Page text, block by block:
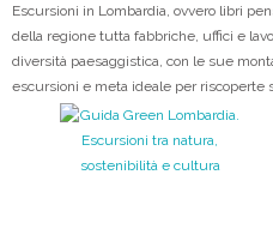
Escursioni in Lombardia, ovvero libri
della regione tutta fabbriche, uffici e
diversità paesaggistica, con le sue
escursioni e meta ideale per riscoperte